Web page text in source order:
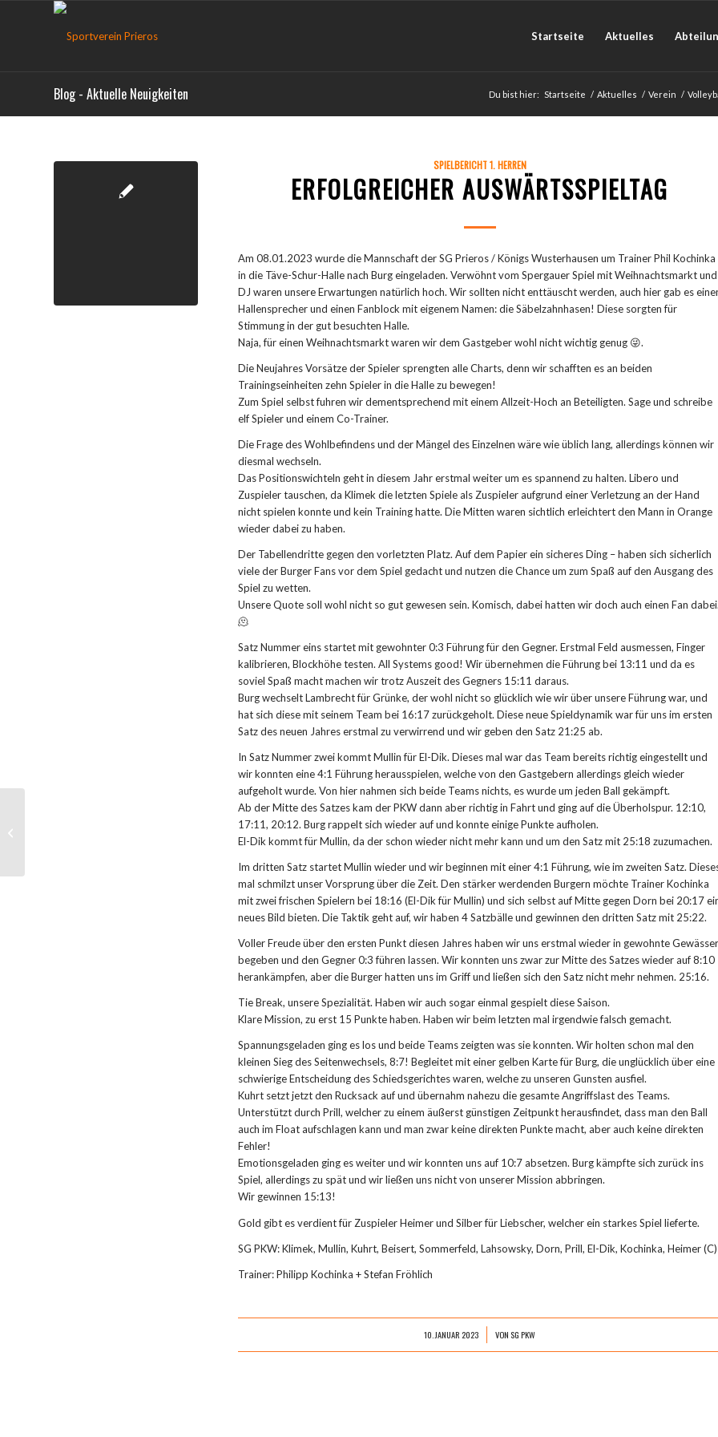
Startseite Aktuelles
Blog - Aktuelle Neuigkeiten Du bist hier: Startseite / Aktuelles / Verein /
SPIELBERICHT 1. HERREN
ERFOLGREICHER AUSWÄRTSSPIELTAG
Am 08.01.2023 wurde die Mannschaft der SG Prieros / Königs Wusterhausen um Trainer Phil Kochinka
in die Täve-Schur-Halle nach Burg eingeladen. Verwöhnt vom Spergauer Spiel mit Weihnachtsmarkt und
DJ waren unsere Erwartungen natürlich hoch. Wir sollten nicht enttäuscht werden, auch hier gab es
Hallensprecher und einen Fanblock mit eigenem Namen: die Säbelzahnhasen! Diese sorgten für
Stimmung in der gut besuchten Halle.
Naja, für einen Weihnachtsmarkt waren wir dem Gastgeber wohl nicht wichtig genug 😜.
Die Neujahres Vorsätze der Spieler sprengten alle Charts, denn wir schafften es an beiden
Trainingseinheiten zehn Spieler in die Halle zu bewegen!
Zum Spiel selbst fuhren wir dementsprechend mit einem Allzeit-Hoch an Beteiligten. Sage und schreibe
elf Spieler und einem Co-Trainer.
Die Frage des Wohlbefindens und der Mängel des Einzelnen wäre wie üblich lang, allerdings können wir
diesmal wechseln.
Das Positionswichteln geht in diesem Jahr erstmal weiter um es spannend zu halten. Libero und
Zuspieler tauschen, da Klimek die letzten Spiele als Zuspieler aufgrund einer Verletzung an der Hand
nicht spielen konnte und kein Training hatte. Die Mitten waren sichtlich erleichtert den Mann in Orange
wieder dabei zu haben.
Der Tabellendritte gegen den vorletzten Platz. Auf dem Papier ein sicheres Ding – haben sich sicherlich
viele der Burger Fans vor dem Spiel gedacht und nutzen die Chance um zum Spaß auf den Ausgang des
Spiel zu wetten.
Unsere Quote soll wohl nicht so gut gewesen sein. Komisch, dabei hatten wir doch auch einen Fan dabei.
🫠
Satz Nummer eins startet mit gewohnter 0:3 Führung für den Gegner. Erstmal Feld ausmessen, Finger
kalibrieren, Blockhöhe testen. All Systems good! Wir übernehmen die Führung bei 13:11 und da es
soviel Spaß macht machen wir trotz Auszeit des Gegners 15:11 daraus.
Burg wechselt Lambrecht für Grünke, der wohl nicht so glücklich wie wir über unsere Führung war, und
hat sich diese mit seinem Team bei 16:17 zurückgeholt. Diese neue Spieldynamik war für uns im ersten
Satz des neuen Jahres erstmal zu verwirrend und wir geben den Satz 21:25 ab.
In Satz Nummer zwei kommt Mullin für El-Dik. Dieses mal war das Team bereits richtig eingestellt und
wir konnten eine 4:1 Führung herausspielen, welche von den Gastgebern allerdings gleich wieder
aufgeholt wurde. Von hier nahmen sich beide Teams nichts, es wurde um jeden Ball gekämpft.
Ab der Mitte des Satzes kam der PKW dann aber richtig in Fahrt und ging auf die Überholspur. 12:10,
17:11, 20:12. Burg rappelt sich wieder auf und konnte einige Punkte aufholen.
El-Dik kommt für Mullin, da der schon wieder nicht mehr kann und um den Satz mit 25:18 zuzumachen.
Im dritten Satz startet Mullin wieder und wir beginnen mit einer 4:1 Führung, wie im zweiten Satz.
mal schmilzt unser Vorsprung über die Zeit. Den stärker werdenden Burgern möchte Trainer Kochinka
mit zwei frischen Spielern bei 18:16 (El-Dik für Mullin) und sich selbst auf Mitte gegen Dorn bei 20:17
neues Bild bieten. Die Taktik geht auf, wir haben 4 Satzbälle und gewinnen den dritten Satz mit 25:22.
Voller Freude über den ersten Punkt diesen Jahres haben wir uns erstmal wieder in gewohnte Gewässer
begeben und den Gegner 0:3 führen lassen. Wir konnten uns zwar zur Mitte des Satzes wieder auf 8:10
herankämpfen, aber die Burger hatten uns im Griff und ließen sich den Satz nicht mehr nehmen. 25:16.
Tie Break, unsere Spezialität. Haben wir auch sogar einmal gespielt diese Saison.
Klare Mission, zu erst 15 Punkte haben. Haben wir beim letzten mal irgendwie falsch gemacht.
Spannungsgeladen ging es los und beide Teams zeigten was sie konnten. Wir holten schon mal den
kleinen Sieg des Seitenwechsels, 8:7! Begleitet mit einer gelben Karte für Burg, die unglücklich über eine
schwierige Entscheidung des Schiedsgerichtes waren, welche zu unseren Gunsten ausfiel.
Kuhrt setzt jetzt den Rucksack auf und übernahm nahezu die gesamte Angriffslast des Teams.
Unterstützt durch Prill, welcher zu einem äußerst günstigen Zeitpunkt herausfindet, dass man den Ball
auch im Float aufschlagen kann und man zwar keine direkten Punkte macht, aber auch keine direkten
Fehler!
Emotionsgeladen ging es weiter und wir konnten uns auf 10:7 absetzen. Burg kämpfte sich zurück ins
Spiel, allerdings zu spät und wir ließen uns nicht von unserer Mission abbringen.
Wir gewinnen 15:13!
Gold gibt es verdient für Zuspieler Heimer und Silber für Liebscher, welcher ein starkes Spiel lieferte.
SG PKW: Klimek, Mullin, Kuhrt, Beisert, Sommerfeld, Lahsowsky, Dorn, Prill, El-Dik, Kochinka, Heimer (C)
Trainer: Philipp Kochinka + Stefan Fröhlich
10. JANUAR 2023
/ VON SG PKW